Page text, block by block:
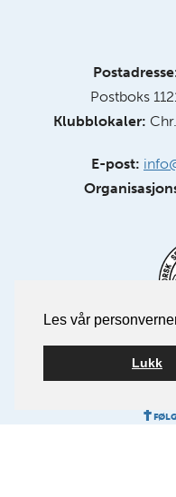
Les vår
Lukk
Postboks
Klubblokaler:
E-post:
Medlem av NSFF
FØLG